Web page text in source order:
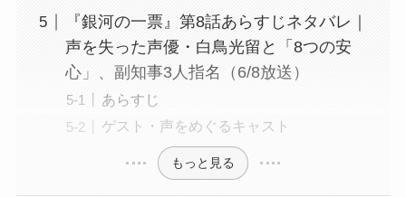
『銀河の一票』第8話あらすじネタバレ｜
声を失った声優・白鳥光留と「8つの安
心」、副知事3人指名（6/8放送）
あらすじ
ゲスト・声をめぐるキャスト
もっと見る